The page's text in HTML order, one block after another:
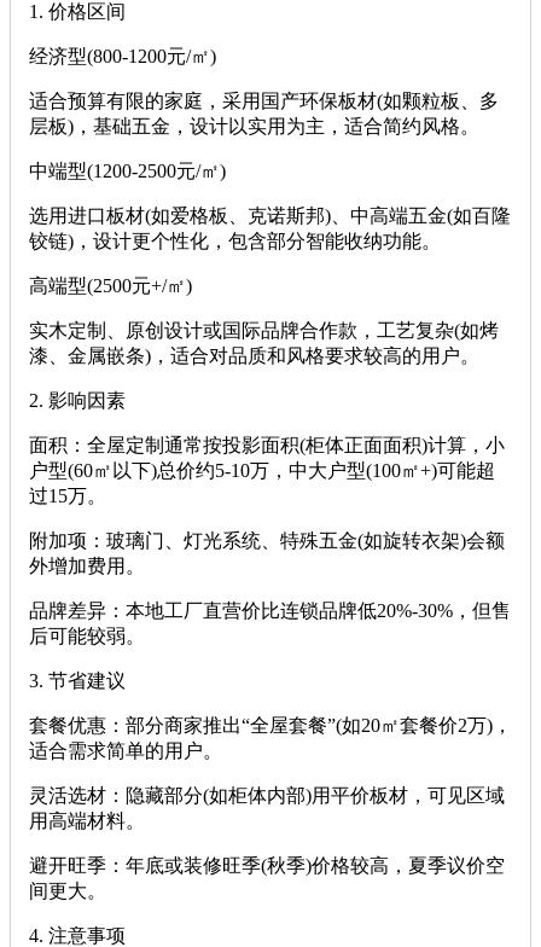
‌1. 价格区间‌
‌经济型(800-1200元/㎡)‌
适合预算有限的家庭，采用国产环保板材(如颗粒板、多
层板)，基础五金，设计以实用为主，适合简约风格。
‌中端型(1200-2500元/㎡)‌
选用进口板材(如爱格板、克诺斯邦)、中高端五金(如百隆
铰链)，设计更个性化，包含部分智能收纳功能。
‌高端型(2500元+/㎡)‌
实木定制、原创设计或国际品牌合作款，工艺复杂(如烤
漆、金属嵌条)，适合对品质和风格要求较高的用户。
‌2. 影响因素‌
‌面积‌：全屋定制通常按投影面积(柜体正面面积)计算，小
户型(60㎡以下)总价约5-10万，中大户型(100㎡+)可能超
过15万。
‌附加项‌：玻璃门、灯光系统、特殊五金(如旋转衣架)会额
外增加费用。
‌品牌差异‌：本地工厂直营价比连锁品牌低20%-30%，但售
后可能较弱。
‌3. 节省建议‌
‌套餐优惠‌：部分商家推出“全屋套餐”(如20㎡套餐价2万)，
适合需求简单的用户。
‌灵活选材‌：隐藏部分(如柜体内部)用平价板材，可见区域
用高端材料。
‌避开旺季‌：年底或装修旺季(秋季)价格较高，夏季议价空
间更大。
‌4. 注意事项‌